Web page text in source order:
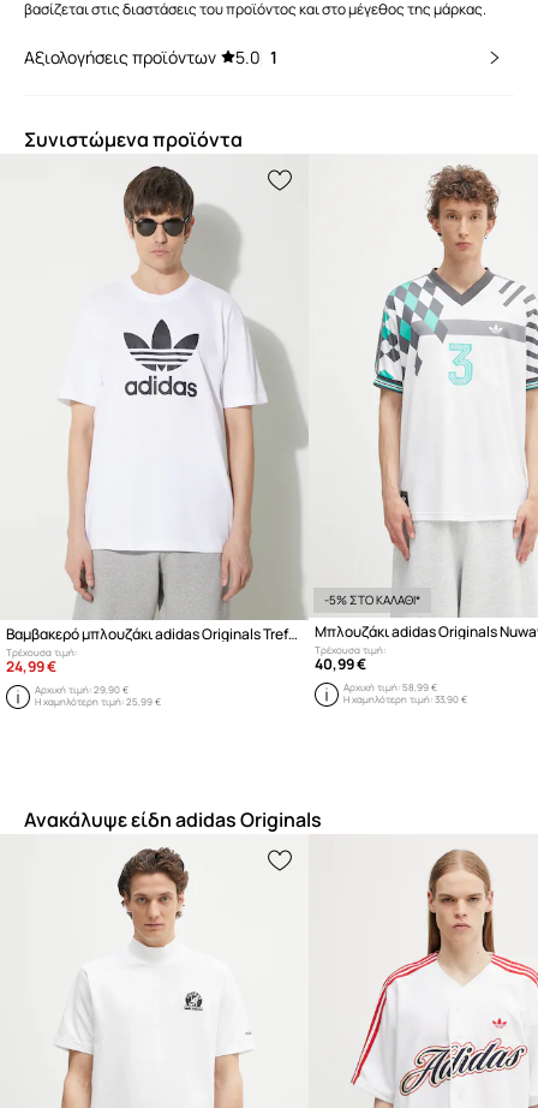
βασίζεται στις διαστάσεις του προϊόντος και στο μέγεθος της μάρκας.
Αξιολογήσεις προϊόντων 5.0 1
Συνιστώμενα προϊόντα
Βαμβακερό μπλουζάκι adidas Originals Trefoil
Τρέχουσα τιμή:
24,99 €
Αρχική τιμή:29,90 €
Η χαμηλότερη τιμή:25,99 €
-5% ΣΤΟ ΚΑΛΑΘΙ*
Τρέχουσα τιμή:
40,99 €
Αρχική τιμή:58,99 €
Η χαμηλότερη τιμή:33,90 €
Ανακάλυψε είδη adidas Originals